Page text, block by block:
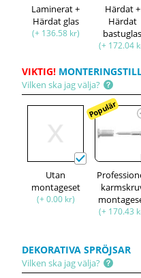
Laminerat +
Härdat glas
(+ 136.58 kr)
Härdat +
Härdat
bastuglas
(+ 172.04
VIKTIG!
Vilken ska jag välja?
Utan
montageset
(+ 0.00 kr)
Populär
(+ 170.43
DEKORATIVA SPRÖJSAR
Vilken ska jag välja?